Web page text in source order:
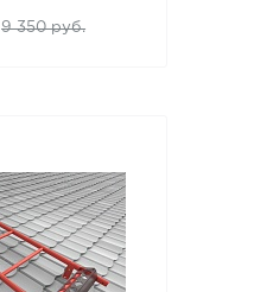
9 350 руб.